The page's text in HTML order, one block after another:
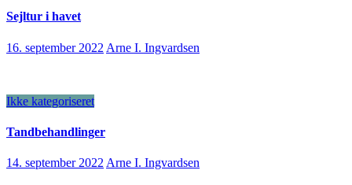
Sejltur i havet
16. september 2022 Arne I. Ingvardsen
Ikke kategoriseret
Tandbehandlinger
14. september 2022 Arne I. Ingvardsen